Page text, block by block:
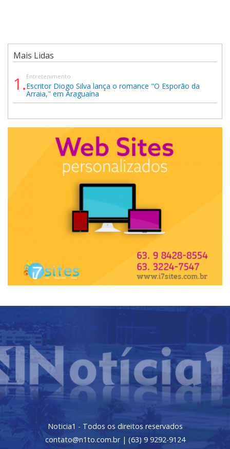
Mais Lidas
1. Entretenimento
Escritor Diogo Silva lança o romance "O Esporão da
Arraia," em Araguaína
Noticia1 - Todos os direitos reservados
contato@n1to.com.br | (63) 9 9292-9124